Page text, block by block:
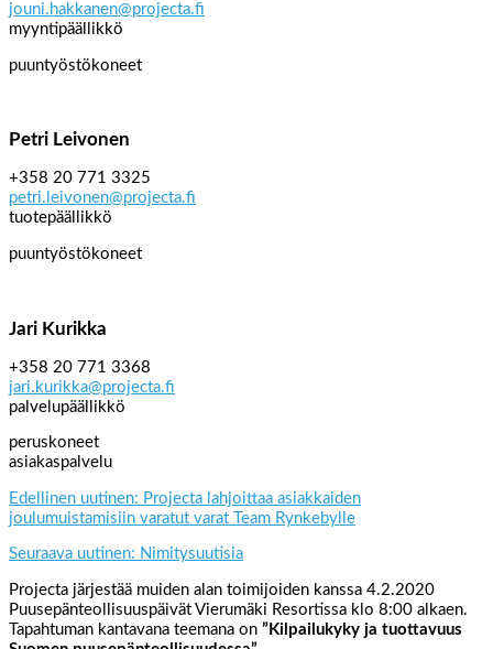
jouni.hakkanen@projecta.fi
myyntipäällikkö
puuntyöstökoneet
Petri Leivonen
+358 20 771 3325
petri.leivonen@projecta.fi
tuotepäällikkö
puuntyöstökoneet
Jari Kurikka
+358 20 771 3368
jari.kurikka@projecta.fi
palvelupäällikkö
peruskoneet
asiakaspalvelu
Edellinen uutinen: Projecta lahjoittaa asiakkaiden
joulumuistamisiin varatut varat Team Rynkebylle
Seuraava uutinen: Nimitysuutisia
Projecta järjestää muiden alan toimijoiden kanssa 4.2.2020
Puusepänteollisuuspäivät Vierumäki Resortissa klo 8:00 alkaen.
Tapahtuman kantavana teemana on ”Kilpailukyky ja tuottavuus